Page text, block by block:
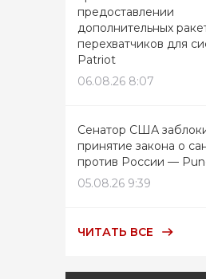
предоставлении
дополнительных
перехватчиков для
Patriot
06.08.26 8:07
Сенатор США
принятие закона о
против России —
05.08.26 9:39
ЧИТАТЬ ВСЕ